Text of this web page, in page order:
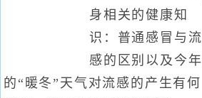
身相关的健康知
识：普通感冒与流
感的区别以及今年
的“暖冬”天气对流感的产生有何